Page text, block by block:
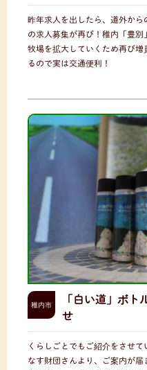
昨年求人を出したら、道外か
の求人募集が再び！稚内「豊別
牧場を拡大していくため再び
るので実は交通便利！
稚内市
「白い道」ボト
せ
くらしごとでもご紹介をさせ
なす財団さんより、ご案内が